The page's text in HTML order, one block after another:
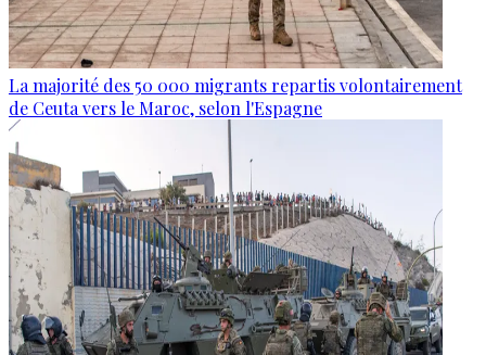
La majorité des 50 000 migrants repartis volontairement
de Ceuta vers le Maroc, selon l'Espagne